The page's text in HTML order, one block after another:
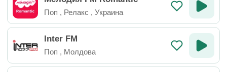
Поп , Релакс , Украина
Inter FM
Поп , Молдова